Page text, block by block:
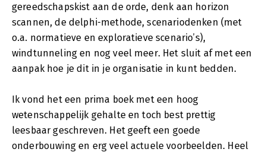
gereedschapskist aan de orde, denk aan horizon
scannen, de delphi-methode, scenariodenken (met
o.a. normatieve en exploratieve scenario’s),
windtunneling en nog veel meer. Het sluit af met een
aanpak hoe je dit in je organisatie in kunt bedden.
Ik vond het een prima boek met een hoog
wetenschappelijk gehalte en toch best prettig
leesbaar geschreven. Het geeft een goede
onderbouwing en erg veel actuele voorbeelden. Heel